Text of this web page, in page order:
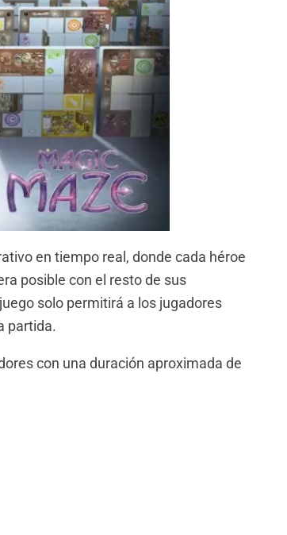
en tiempo real, donde cada héroe
posible con el resto de sus
solo permitirá a los jugadores
partida.
con una duración aproximada de